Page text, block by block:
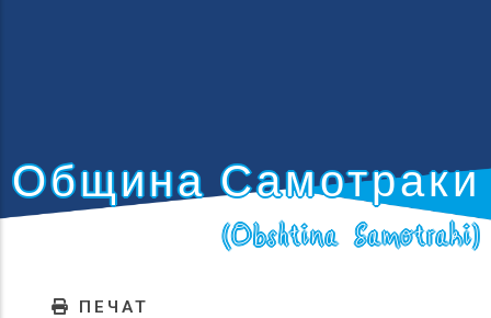
Община Самотраки
(Obshtina Samotraki)
ПЕЧАТ